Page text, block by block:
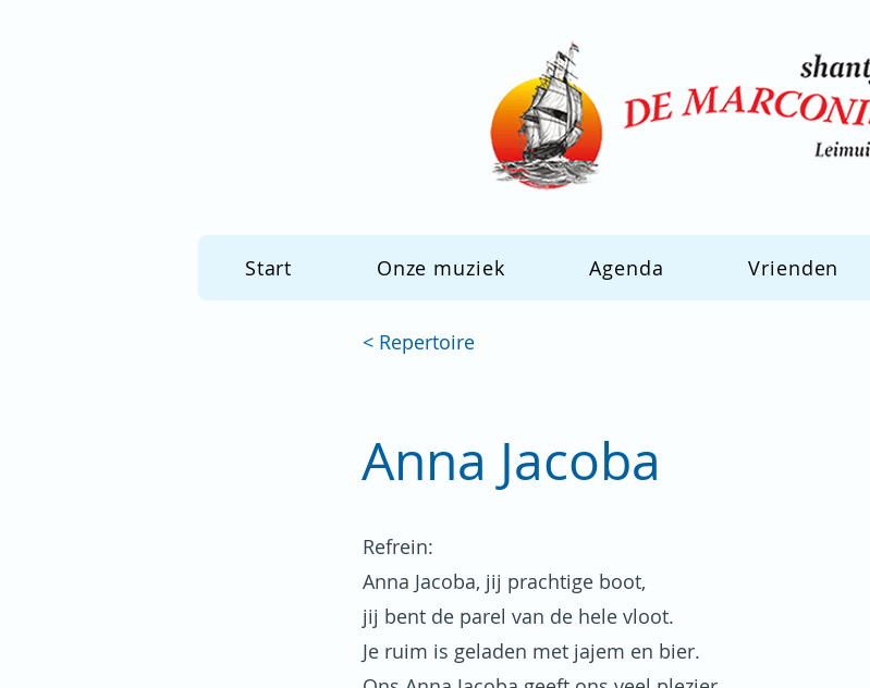
Start Onze muziek Agenda Vrienden
< Repertoire
Anna Jacoba
Refrein:
Anna Jacoba, jij prachtige boot,
jij bent de parel van de hele vloot.
Je ruim is geladen met jajem en bier.